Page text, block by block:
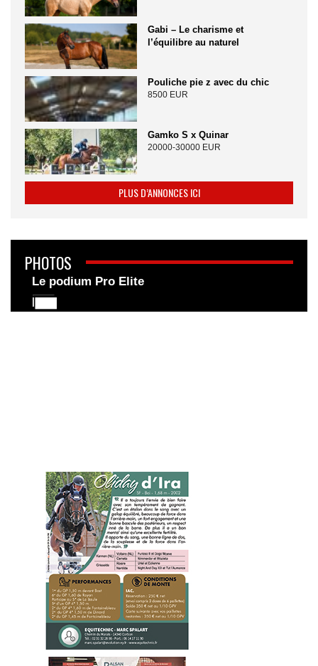
Gabi – Le charisme et
l’équilibre au naturel
Pouliche pie z avec du chic
8500 EUR
Gamko S x Quinar
20000-30000 EUR
PLUS D’ANNONCES ICI
PHOTOS
Le podium Pro Elite